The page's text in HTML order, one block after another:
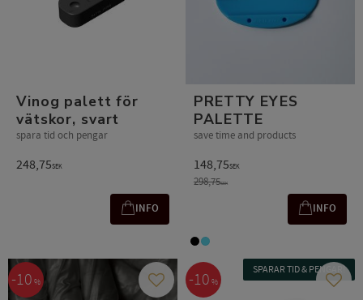
Vinog palett för
vätskor, svart
spara tid och pengar
248,75SEK
INFO
PRETTY EYES
PALETTE
save time and products
148,75SEK
298,75SEK
INFO
10 % Gem som favorit
10 %
SPARAR TID & PENGAR!
Gem